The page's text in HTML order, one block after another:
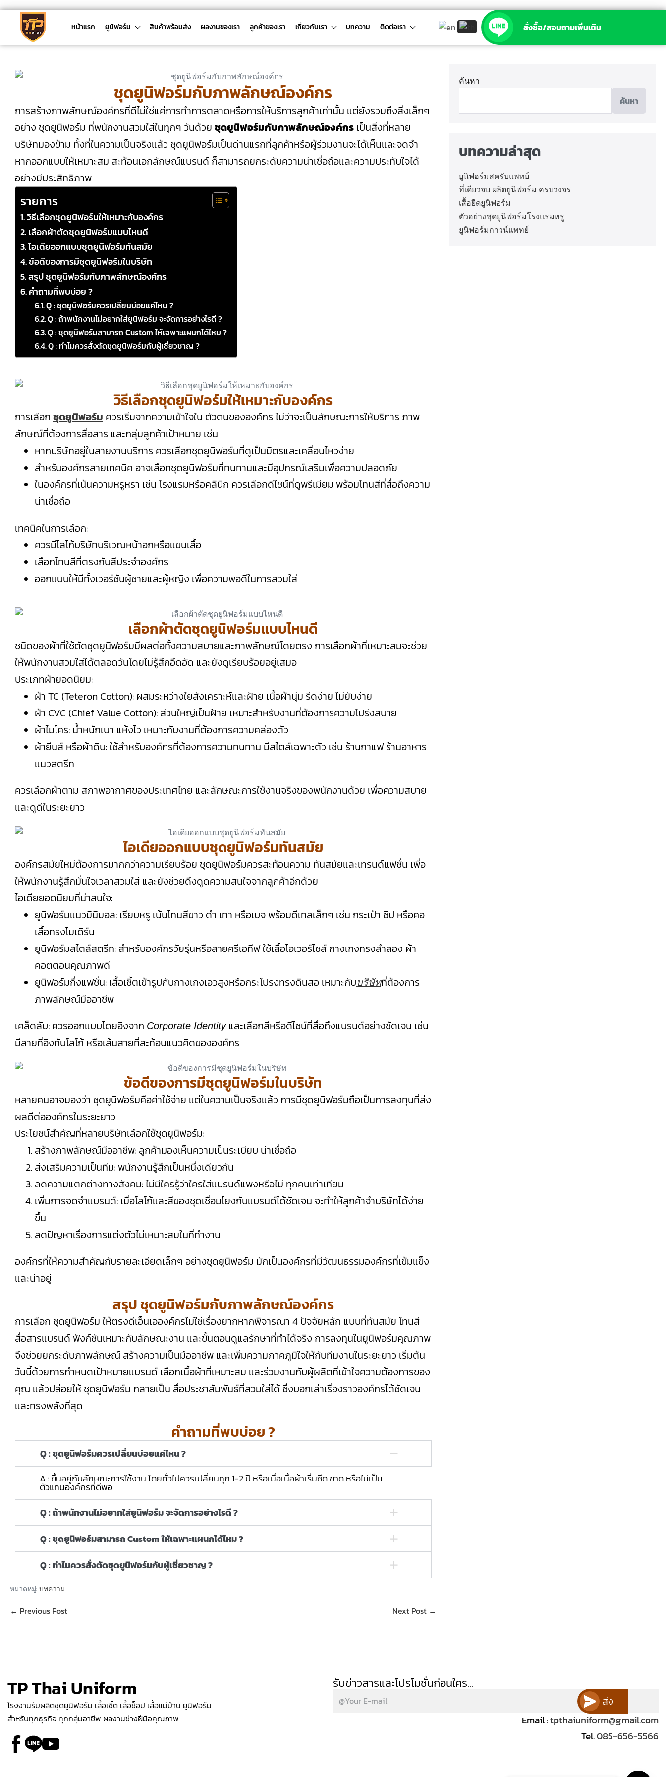
หน้าแรก ยูนิฟอร์ม สินค้าพร้อมส่ง ผลงานของเรา ลูกค้าของเรา เกี่ยวกับเรา บทความ ติดต่อเรา สั่งซื้อ/สอบถามเพิ่มเติม
ชุดยูนิฟอร์มกับภาพลักษณ์องค์กร
การสร้างภาพลักษณ์องค์กรที่ดีไม่ใช่แค่การทำการตลาดหรือการให้บริการลูกค้าเท่านั้น แต่ยังรวมถึงสิ่งเล็กๆ
อย่าง ชุดยูนิฟอร์ม ที่พนักงานสวมใส่ในทุกๆ วันด้วย ชุดยูนิฟอร์มกับภาพลักษณ์องค์กร เป็นสิ่งที่หลาย
บริษัทมองข้าม ทั้งที่ในความเป็นจริงแล้ว ชุดยูนิฟอร์มเป็นด่านแรกที่ลูกค้าหรือผู้ร่วมงานจะได้เห็นและจดจำ
หากออกแบบให้เหมาะสม สะท้อนเอกลักษณ์แบรนด์ ก็สามารถยกระดับความน่าเชื่อถือและความประทับใจได้
อย่างมีประสิทธิภาพ
รายการ
วิธีเลือกชุดยูนิฟอร์มให้เหมาะกับองค์กร
เลือกผ้าตัดชุดยูนิฟอร์มแบบไหนดี
ไอเดียออกแบบชุดยูนิฟอร์มทันสมัย
ข้อดีของการมีชุดยูนิฟอร์มในบริษัท
สรุป ชุดยูนิฟอร์มกับภาพลักษณ์องค์กร
คำถามที่พบบ่อย ?
Q : ชุดยูนิฟอร์มควรเปลี่ยนบ่อยแค่ไหน ?
Q : ถ้าพนักงานไม่อยากใส่ยูนิฟอร์ม จะจัดการอย่างไรดี ?
Q : ชุดยูนิฟอร์มสามารถ Custom ให้เฉพาะแผนกได้ไหม ?
Q : ทำไมควรสั่งตัดชุดยูนิฟอร์มกับผู้เชี่ยวชาญ ?
วิธีเลือกชุดยูนิฟอร์มให้เหมาะกับองค์กร
การเลือก ชุดยูนิฟอร์ม ควรเริ่มจากความเข้าใจใน ตัวตนขององค์กร ไม่ว่าจะเป็นลักษณะการให้บริการ ภาพ
ลักษณ์ที่ต้องการสื่อสาร และกลุ่มลูกค้าเป้าหมาย เช่น
หากบริษัทอยู่ในสายงานบริการ ควรเลือกชุดยูนิฟอร์มที่ดูเป็นมิตรและเคลื่อนไหวง่าย
สำหรับองค์กรสายเทคนิค อาจเลือกชุดยูนิฟอร์มที่ทนทานและมีอุปกรณ์เสริมเพื่อความปลอดภัย
ในองค์กรที่เน้นความหรูหรา เช่น โรงแรมหรือคลินิก ควรเลือกดีไซน์ที่ดูพรีเมียม พร้อมโทนสีที่สื่อถึงความ
น่าเชื่อถือ
เทคนิคในการเลือก:
ควรมีโลโก้บริษัทบริเวณหน้าอกหรือแขนเสื้อ
เลือกโทนสีที่ตรงกับสีประจำองค์กร
ออกแบบให้มีทั้งเวอร์ชันผู้ชายและผู้หญิง เพื่อความพอดีในการสวมใส่
เลือกผ้าตัดชุดยูนิฟอร์มแบบไหนดี
ชนิดของผ้าที่ใช้ตัดชุดยูนิฟอร์มมีผลต่อทั้งความสบายและภาพลักษณ์โดยตรง การเลือกผ้าที่เหมาะสมจะช่วย
ให้พนักงานสวมใส่ได้ตลอดวันโดยไม่รู้สึกอึดอัด และยังดูเรียบร้อยอยู่เสมอ
ประเภทผ้ายอดนิยม:
ผ้า TC (Teteron Cotton): ผสมระหว่างใยสังเคราะห์และฝ้าย เนื้อผ้านุ่ม รีดง่าย ไม่ยับง่าย
ผ้า CVC (Chief Value Cotton): ส่วนใหญ่เป็นฝ้าย เหมาะสำหรับงานที่ต้องการความโปร่งสบาย
ผ้าไมโคร: น้ำหนักเบา แห้งไว เหมาะกับงานที่ต้องการความคล่องตัว
ผ้ายีนส์ หรือผ้าดิบ: ใช้สำหรับองค์กรที่ต้องการความทนทาน มีสไตล์เฉพาะตัว เช่น ร้านกาแฟ ร้านอาหาร
แนวสตรีท
ควรเลือกผ้าตาม สภาพอากาศของประเทศไทย และลักษณะการใช้งานจริงของพนักงานด้วย เพื่อความสบาย
และดูดีในระยะยาว
ไอเดียออกแบบชุดยูนิฟอร์มทันสมัย
องค์กรสมัยใหม่ต้องการมากกว่าความเรียบร้อย ชุดยูนิฟอร์มควรสะท้อนความ ทันสมัยและเทรนด์แฟชั่น เพื่อ
ให้พนักงานรู้สึกมั่นใจเวลาสวมใส่ และยังช่วยดึงดูดความสนใจจากลูกค้าอีกด้วย
ไอเดียยอดนิยมที่น่าสนใจ:
ยูนิฟอร์มแนวมินิมอล: เรียบหรู เน้นโทนสีขาว ดำ เทา หรือเบจ พร้อมดีเทลเล็กๆ เช่น กระเป๋า ซิป หรือคอ
เสื้อทรงโมเดิร์น
ยูนิฟอร์มสไตล์สตรีท: สำหรับองค์กรวัยรุ่นหรือสายครีเอทีฟ ใช้เสื้อโอเวอร์ไซส์ กางเกงทรงลำลอง ผ้า
คอตตอนคุณภาพดี
ยูนิฟอร์มกึ่งแฟชั่น: เสื้อเชิ้ตเข้ารูปกับกางเกงเอวสูงหรือกระโปรงทรงดินสอ เหมาะกับบริษัทที่ต้องการ
ภาพลักษณ์มืออาชีพ
เคล็ดลับ: ควรออกแบบโดยอิงจาก Corporate Identityและเลือกสีหรือดีไซน์ที่สื่อถึงแบรนด์อย่างชัดเจน เช่น
มีลายที่อิงกับโลโก้ หรือเส้นสายที่สะท้อนแนวคิดขององค์กร
ข้อดีของการมีชุดยูนิฟอร์มในบริษัท
หลายคนอาจมองว่า ชุดยูนิฟอร์มคือค่าใช้จ่าย แต่ในความเป็นจริงแล้ว การมีชุดยูนิฟอร์มถือเป็นการลงทุนที่ส่ง
ผลดีต่อองค์กรในระยะยาว
ประโยชน์สำคัญที่หลายบริษัทเลือกใช้ชุดยูนิฟอร์ม:
สร้างภาพลักษณ์มืออาชีพ: ลูกค้ามองเห็นความเป็นระเบียบ น่าเชื่อถือ
ส่งเสริมความเป็นทีม: พนักงานรู้สึกเป็นหนึ่งเดียวกัน
ลดความแตกต่างทางสังคม: ไม่มีใครรู้ว่าใครใส่แบรนด์แพงหรือไม่ ทุกคนเท่าเทียม
เพิ่มการจดจำแบรนด์: เมื่อโลโก้และสีของชุดเชื่อมโยงกับแบรนด์ได้ชัดเจน จะทำให้ลูกค้าจำบริษัทได้ง่าย
ขึ้น
ลดปัญหาเรื่องการแต่งตัวไม่เหมาะสมในที่ทำงาน
องค์กรที่ให้ความสำคัญกับรายละเอียดเล็กๆ อย่างชุดยูนิฟอร์ม มักเป็นองค์กรที่มีวัฒนธรรมองค์กรที่เข้มแข็ง
และน่าอยู่
สรุป ชุดยูนิฟอร์มกับภาพลักษณ์องค์กร
การเลือก ชุดยูนิฟอร์ม ให้ตรงดีเอ็นเอองค์กรไม่ใช่เรื่องยากหากพิจารณา 4 ปัจจัยหลัก แบบที่ทันสมัย โทนสี
สื่อสารแบรนด์ ฟังก์ชันเหมาะกับลักษณะงาน และขั้นตอนดูแลรักษาที่ทำได้จริง การลงทุนในยูนิฟอร์มคุณภาพ
จึงช่วยยกระดับภาพลักษณ์ สร้างความเป็นมืออาชีพ และเพิ่มความภาคภูมิใจให้กับทีมงานในระยะยาว เริ่มต้น
วันนี้ด้วยการกำหนดเป้าหมายแบรนด์ เลือกเนื้อผ้าที่เหมาะสม และร่วมงานกับผู้ผลิตที่เข้าใจความต้องการของ
คุณ แล้วปล่อยให้ ชุดยูนิฟอร์ม กลายเป็น สื่อประชาสัมพันธ์ที่สวมใส่ได้ ซึ่งบอกเล่าเรื่องราวองค์กรได้ชัดเจน
และทรงพลังที่สุด
คำถามที่พบบ่อย ?
Q : ชุดยูนิฟอร์มควรเปลี่ยนบ่อยแค่ไหน ?
A : ขึ้นอยู่กับลักษณะการใช้งาน โดยทั่วไปควรเปลี่ยนทุก 1-2 ปี หรือเมื่อเนื้อผ้าเริ่มซีด ขาด หรือไม่เป็น
ตัวแทนองค์กรที่ดีพอ
Q : ถ้าพนักงานไม่อยากใส่ยูนิฟอร์ม จะจัดการอย่างไรดี ?
Q : ชุดยูนิฟอร์มสามารถ Custom ให้เฉพาะแผนกได้ไหม ?
Q : ทำไมควรสั่งตัดชุดยูนิฟอร์มกับผู้เชี่ยวชาญ ?
หมวดหมู่:บทความ
← Previous Post Next Post →
ค้นหา
ค้นหา
บทความล่าสุด
ยูนิฟอร์มสครับแพทย์
ที่เดียวจบ ผลิตยูนิฟอร์ม ครบวงจร
เสื้อยืดยูนิฟอร์ม
ตัวอย่างชุดยูนิฟอร์มโรงแรมหรู
ยูนิฟอร์มกาวน์แพทย์
TP Thai Uniform
โรงงานรับผลิตชุดยูนิฟอร์ม เสื้อเชิ้ต เสื้อช็อป เสื้อแม่บ้าน ยูนิฟอร์ม
สำหรับทุกธุรกิจ ทุกกลุ่มอาชีพ ผลงานช่างฝีมือคุณภาพ
รับข่าวสารและโปรโมชั่นก่อนใคร...
ส่ง
Email :tpthaiuniform@gmail.com
Tel.085-656-5566